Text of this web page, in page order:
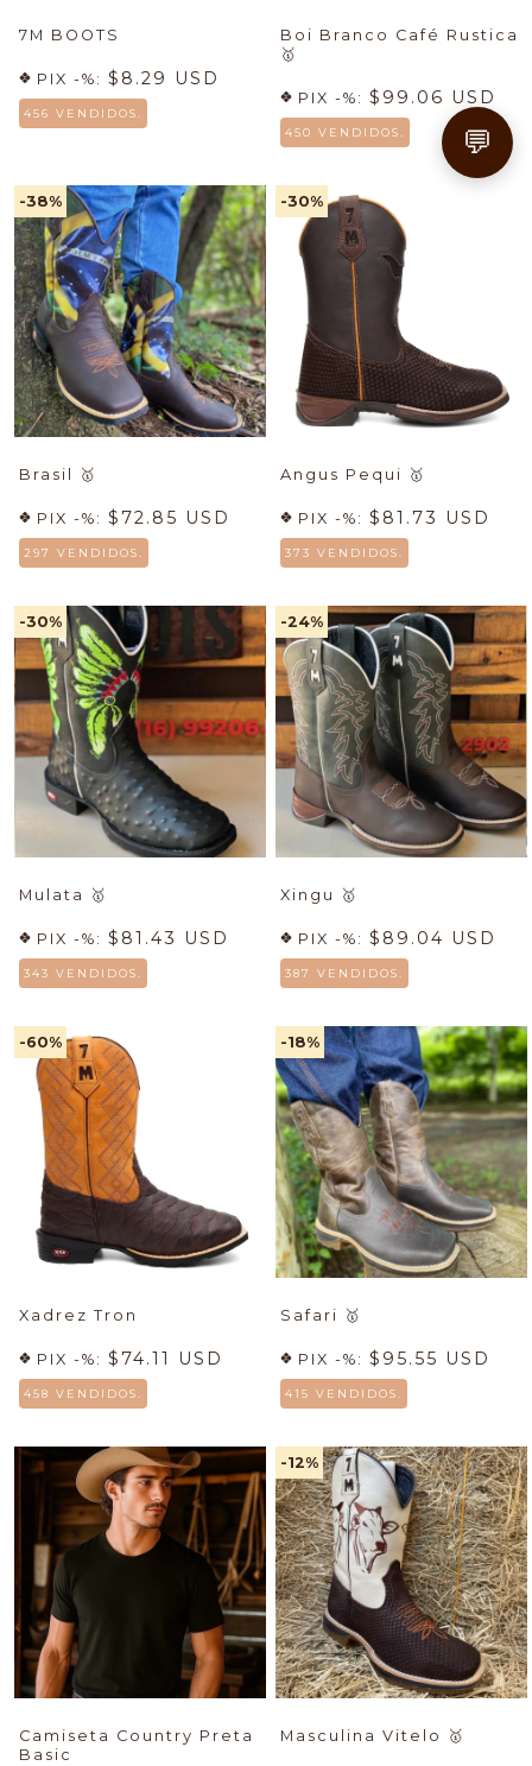
7M BOOTS
PIX -%: $8.29 USD
456 VENDIDOS.
Boi Branco Café Rustica
🥇
PIX -%: $99.06 USD
450 VENDIDOS.
-38%
Brasil 🥇
PIX -%: $72.85 USD
297 VENDIDOS.
-30%
Angus Pequi 🥇
PIX -%: $81.73 USD
373 VENDIDOS.
-30%
Mulata 🥇
PIX -%: $81.43 USD
343 VENDIDOS.
-24%
Xingu 🥇
PIX -%: $89.04 USD
387 VENDIDOS.
-60%
Xadrez Tron
PIX -%: $74.11 USD
458 VENDIDOS.
-18%
Safari 🥇
PIX -%: $95.55 USD
415 VENDIDOS.
Camiseta Country Preta
Basic
-12%
Masculina Vitelo 🥇
💬